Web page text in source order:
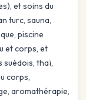
et soins du
turc, sauna,
piscine
et corps, et
suédois, thaï,
corps,
aromathérapie,